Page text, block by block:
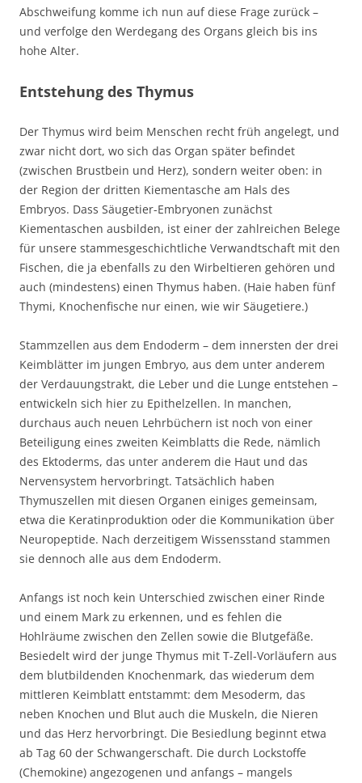
Abschweifung komme ich nun auf diese Frage zurück –
und verfolge den Werdegang des Organs gleich bis ins
hohe Alter.
Entstehung des Thymus
Der Thymus wird beim Menschen recht früh angelegt, und
zwar nicht dort, wo sich das Organ später befindet
(zwischen Brustbein und Herz), sondern weiter oben: in
der Region der dritten Kiementasche am Hals des
Embryos. Dass Säugetier-Embryonen zunächst
Kiementaschen ausbilden, ist einer der zahlreichen Belege
für unsere stammesgeschichtliche Verwandtschaft mit den
Fischen, die ja ebenfalls zu den Wirbeltieren gehören und
auch (mindestens) einen Thymus haben. (Haie haben fünf
Thymi, Knochenfische nur einen, wie wir Säugetiere.)
Stammzellen aus dem Endoderm – dem innersten der drei
Keimblätter im jungen Embryo, aus dem unter anderem
der Verdauungstrakt, die Leber und die Lunge entstehen –
entwickeln sich hier zu Epithelzellen. In manchen,
durchaus auch neuen Lehrbüchern ist noch von einer
Beteiligung eines zweiten Keimblatts die Rede, nämlich
des Ektoderms, das unter anderem die Haut und das
Nervensystem hervorbringt. Tatsächlich haben
Thymuszellen mit diesen Organen einiges gemeinsam,
etwa die Keratinproduktion oder die Kommunikation über
Neuropeptide. Nach derzeitigem Wissensstand stammen
sie dennoch alle aus dem Endoderm.
Anfangs ist noch kein Unterschied zwischen einer Rinde
und einem Mark zu erkennen, und es fehlen die
Hohlräume zwischen den Zellen sowie die Blutgefäße.
Besiedelt wird der junge Thymus mit T-Zell-Vorläufern aus
dem blutbildenden Knochenmark, das wiederum dem
mittleren Keimblatt entstammt: dem Mesoderm, das
neben Knochen und Blut auch die Muskeln, die Nieren
und das Herz hervorbringt. Die Besiedlung beginnt etwa
ab Tag 60 der Schwangerschaft. Die durch Lockstoffe
(Chemokine) angezogenen und anfangs – mangels